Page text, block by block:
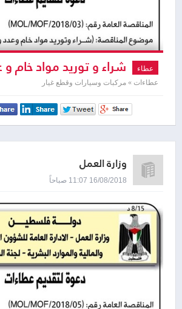
عطاء شراء و توريد مواد خام
كهروميكانيك السيارات و
السيارات و تجليس و دهان
عطاءات » مركبات وسيارات وقطع غيار
وزارة العمل
16/08/2018 11:07 صباحاً